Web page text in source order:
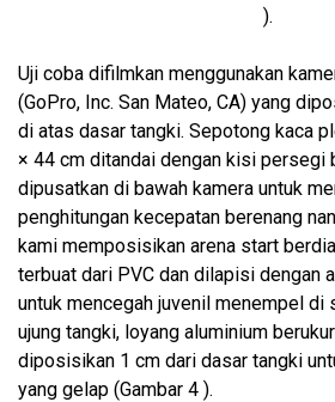
).
Uji coba difilmkan menggunakan
(GoPro, Inc. San Mateo, CA) yang
di atas dasar tangki. Sepotong kaca
× 44 cm ditandai dengan kisi persegi
dipusatkan di bawah kamera untuk
penghitungan kecepatan berenang
kami memposisikan arena start
terbuat dari PVC dan dilapisi dengan
untuk mencegah juvenil menempel di
ujung tangki, loyang aluminium
diposisikan 1 cm dari dasar tangki
yang gelap (Gambar 4 ).